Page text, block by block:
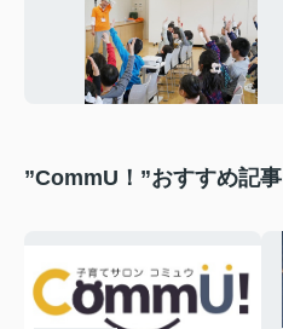
”CommU！”おすすめ記事